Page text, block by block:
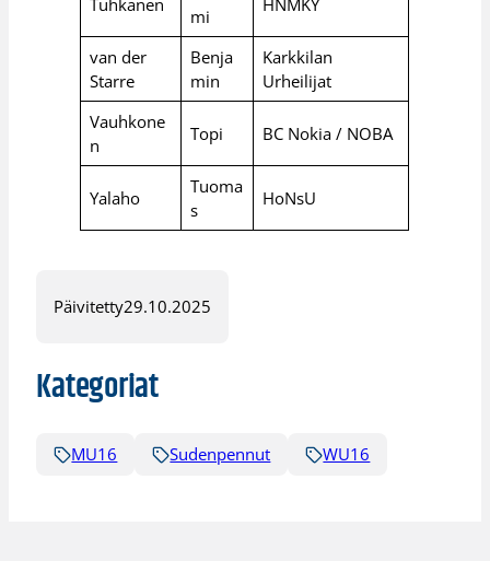
mi
van der
Starre
Benja
min
Karkkilan
Urheilijat
Vauhkone
n
Topi BC Nokia / NOBA
Yalaho
Tuoma
s
HoNsU
Päivitetty29.10.2025
Kategoriat
MU16 Sudenpennut WU16